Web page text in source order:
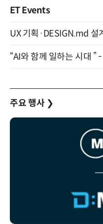
ET Events
주요 행사 ❯